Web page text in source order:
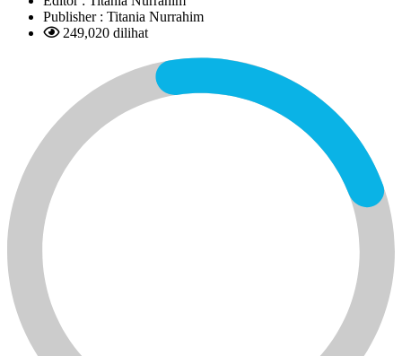
Publisher : Titania Nurrahim
249,020 dilihat